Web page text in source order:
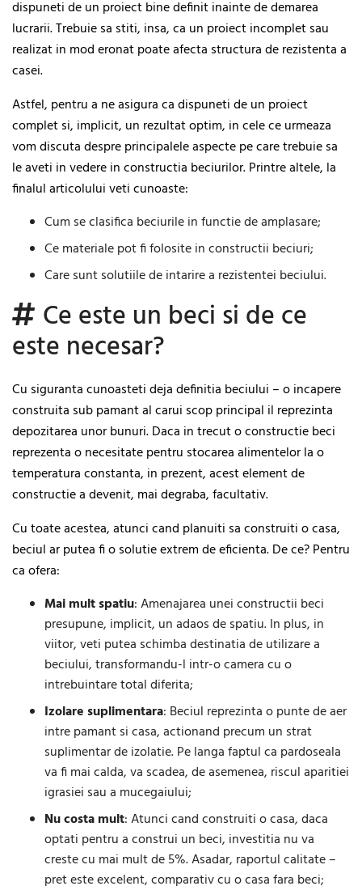
dispuneti de un proiect bine definit inainte de demarea
lucrarii. Trebuie sa stiti, insa, ca un proiect incomplet sau
realizat in mod eronat poate afecta structura de rezistenta a
casei.
Astfel, pentru a ne asigura ca dispuneti de un proiect
complet si, implicit, un rezultat optim, in cele ce urmeaza
vom discuta despre principalele aspecte pe care trebuie sa
le aveti in vedere in constructia beciurilor. Printre altele, la
finalul articolului veti cunoaste:
Cum se clasifica beciurile in functie de amplasare;
Ce materiale pot fi folosite in constructii beciuri;
Care sunt solutiile de intarire a rezistentei beciului.
Ce este un beci si de ce
este necesar?
Cu siguranta cunoasteti deja definitia beciului – o incapere
construita sub pamant al carui scop principal il reprezinta
depozitarea unor bunuri. Daca in trecut o constructie beci
reprezenta o necesitate pentru stocarea alimentelor la o
temperatura constanta, in prezent, acest element de
constructie a devenit, mai degraba, facultativ.
Cu toate acestea, atunci cand planuiti sa construiti o casa,
beciul ar putea fi o solutie extrem de eficienta. De ce? Pentru
ca ofera:
Mai mult spatiu: Amenajarea unei constructii beci
presupune, implicit, un adaos de spatiu. In plus, in
viitor, veti putea schimba destinatia de utilizare a
beciului, transformandu-l intr-o camera cu o
intrebuintare total diferita;
Izolare suplimentara: Beciul reprezinta o punte de aer
intre pamant si casa, actionand precum un strat
suplimentar de izolatie. Pe langa faptul ca pardoseala
va fi mai calda, va scadea, de asemenea, riscul aparitiei
igrasiei sau a mucegaiului;
Nu costa mult: Atunci cand construiti o casa, daca
optati pentru a construi un beci, investitia nu va
creste cu mai mult de 5%. Asadar, raportul calitate –
pret este excelent, comparativ cu o casa fara beci;